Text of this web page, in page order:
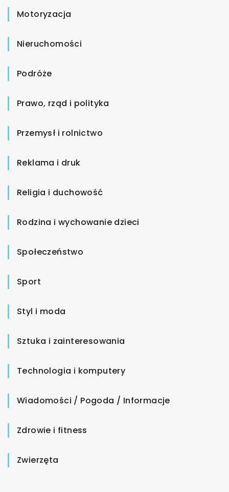
Motoryzacja
Nieruchomości
Podróże
Prawo, rząd i polityka
Przemysł i rolnictwo
Reklama i druk
Religia i duchowość
Rodzina i wychowanie dzieci
Społeczeństwo
Sport
Styl i moda
Sztuka i zainteresowania
Technologia i komputery
Wiadomości / Pogoda / Informacje
Zdrowie i fitness
Zwierzęta